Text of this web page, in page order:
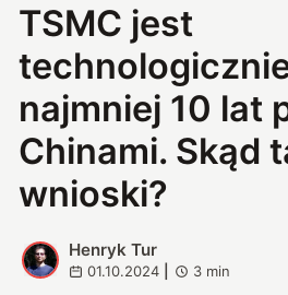
TSMC jest
najmniej 10 lat
Chinami. Skąd
wnioski?
H
Henryk Tur
01.10.2024 3 min